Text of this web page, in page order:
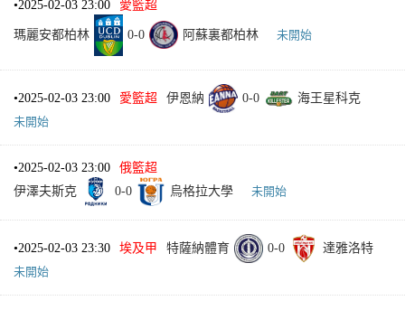
•2025-02-03 23:00 愛籃超
瑪麗安都柏林 0-0 阿蘇裏都柏林 未開始
•2025-02-03 23:00 愛籃超 伊恩納 0-0
海王星科克
未開始
•2025-02-03 23:00
俄籃超
伊澤夫斯克
0-0 烏格拉大學 未開始
•2025-02-03 23:30 埃及甲 特薩納體育 0-0
達雅洛特
未開始